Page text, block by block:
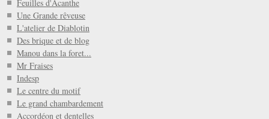
Feuilles d'Acanthe
Une Grande rêveuse
L'atelier de Diablotin
Des brique et de blog
Manou dans la foret...
Mr Fraises
Indesp
Le centre du motif
Le grand chambardement
Accordéon et dentelles